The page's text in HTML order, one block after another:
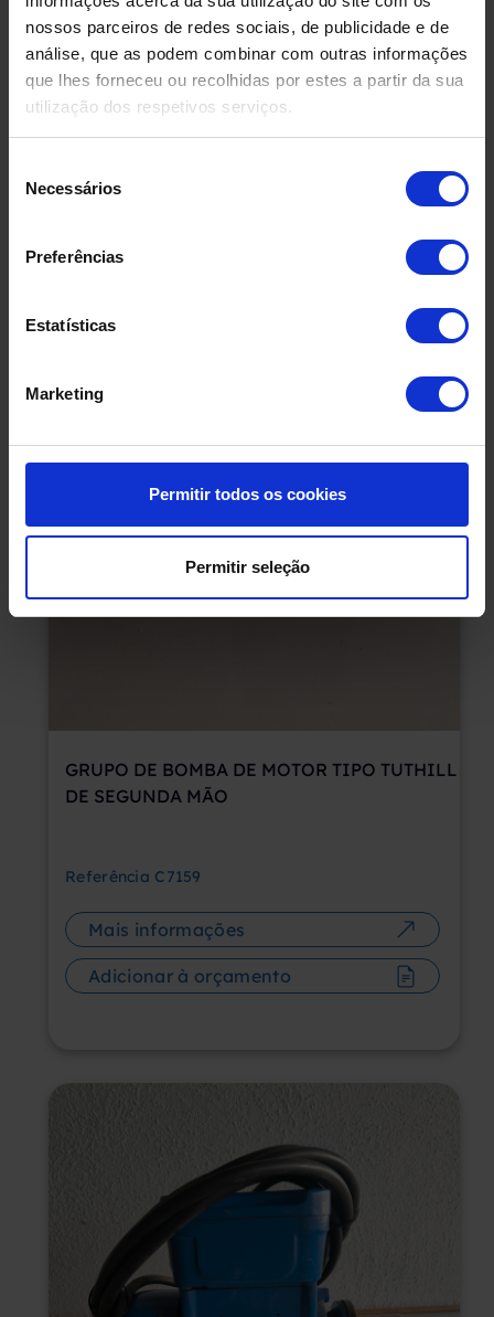
nossos parceiros de redes sociais, de publicidade e de
análise, que as podem combinar com outras informações
que lhes forneceu ou recolhidas por estes a partir da sua
utilização dos respetivos serviços.
Necessários
Preferências
Estatísticas
Marketing
Permitir todos os cookies
Permitir seleção
Mais informações
Adicionar à orçamento
GRUPO DE BOMBA DE MOTOR TIPO TUTHILL
DE SEGUNDA MÃO
Referência C7159
Mais informações
Adicionar à orçamento